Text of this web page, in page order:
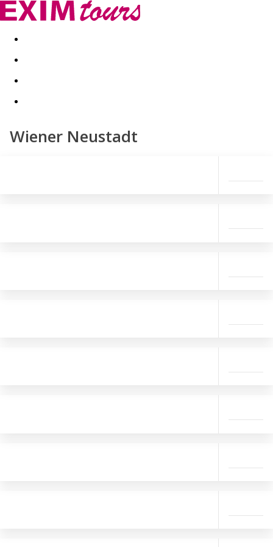
Akční nabídky Last minute
Wiener Neustadt